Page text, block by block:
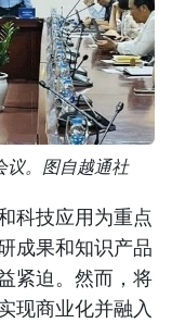
议。图自越通社
科技应用为重点
成果和知识产品
紧迫。然而，将
现商业化并融入